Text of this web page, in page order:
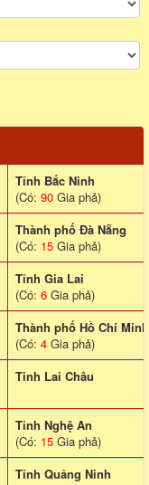
Tỉnh Bắc Ninh
(Có: 90 Gia phả)
Thành phố Đà Nẵng
(Có: 15 Gia phả)
Tỉnh Gia Lai
(Có: 6 Gia phả)
Thành phố Hồ Chí Minh
(Có: 4 Gia phả)
Tinh Lai Châu
Tỉnh Nghệ An
(Có: 15 Gia phả)
Tỉnh Quảng Ninh